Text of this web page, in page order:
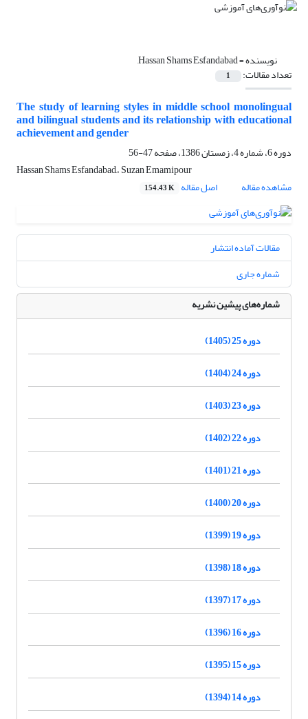
نویسنده =Hassan Shams Esfandabad,
تعداد مقالات: 1
The study of learning styles in middle school monolingual
and bilingual students and its relationship with educational
achievement and gender
دوره 6، شماره 4، زمستان 1386، صفحه
47-56
Hassan Shams Esfandabad,، Suzan Emamipour
مشاهده مقاله
اصل مقاله 154.43 K
مقالات آماده انتشار
شماره جاری
شماره‌های پیشین نشریه
دوره 25 (1405)
دوره 24 (1404)
دوره 23 (1403)
دوره 22 (1402)
دوره 21 (1401)
دوره 20 (1400)
دوره 19 (1399)
دوره 18 (1398)
دوره 17 (1397)
دوره 16 (1396)
دوره 15 (1395)
دوره 14 (1394)